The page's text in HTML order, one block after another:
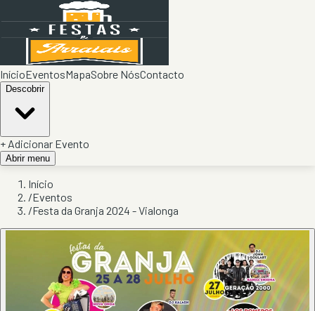
InícioEventosMapaSobre NósContacto
Descobrir
+ Adicionar Evento
Abrir menu
Início
/Eventos
/Festa da Granja 2024 - Vialonga